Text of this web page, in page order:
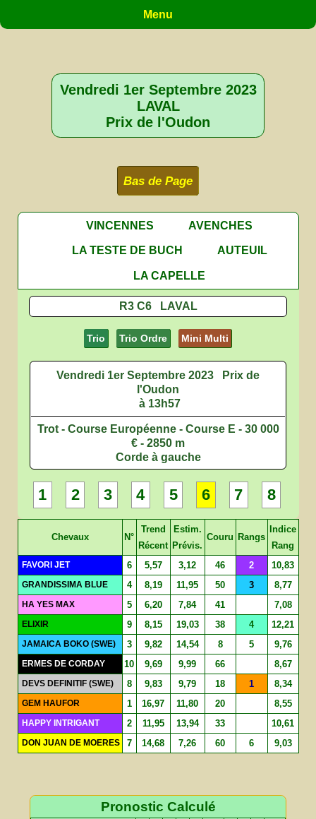
Menu
Vendredi 1er Septembre 2023
LAVAL
Prix de l'Oudon
Bas de Page
VINCENNES
AVENCHES
LA TESTE DE BUCH
AUTEUIL
LA CAPELLE
R3 C6 LAVAL
Trio Trio Ordre Mini Multi
Vendredi 1er Septembre 2023
Prix de
l'Oudon
à 13h57
Trot - Course Européenne - Course E - 30 000
€ - 2850 m
Corde à gauche
1 2 3 4 5 6 7 8
Chevaux N°
Trend
Récent
Estim.
Prévis.
Couru Rangs
Indice
Rang
FAVORI JET 6 5,57 3,12 46 2 10,83
GRANDISSIMA BLUE 4 8,19 11,95 50 3 8,77
HA YES MAX 5 6,20 7,84 41 7,08
ELIXIR 9 8,15 19,03 38 4 12,21
JAMAICA BOKO (SWE) 3 9,82 14,54 8 5 9,76
ERMES DE CORDAY 10 9,69 9,99 66 8,67
DEVS DEFINITIF (SWE) 8 9,83 9,79 18 1 8,34
GEM HAUFOR 1 16,97 11,80 20 8,55
HAPPY INTRIGANT 2 11,95 13,94 33 10,61
DON JUAN DE MOERES 7 14,68 7,26 60 6 9,03
Pronostic Calculé